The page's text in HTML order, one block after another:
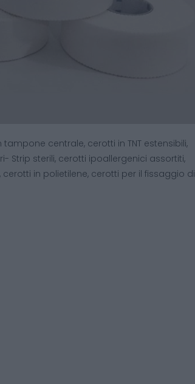
centrale, cerotti in TNT estensibili,
Strip sterili, cerotti ipoallergenici assortiti,
in polietilene, cerotti per il fissaggio di